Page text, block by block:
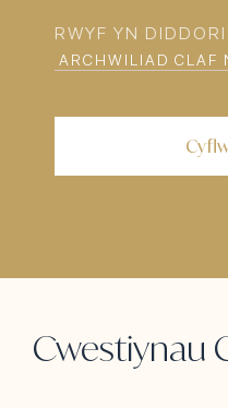
RWYF YN
Cwestiynau